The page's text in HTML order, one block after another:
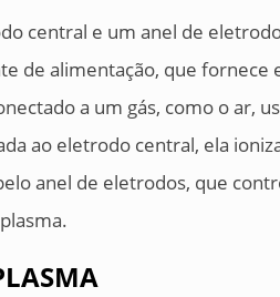
central e um anel de
de alimentação, que fornece
a um gás, como o ar,
ao eletrodo central, ela
anel de eletrodos, que